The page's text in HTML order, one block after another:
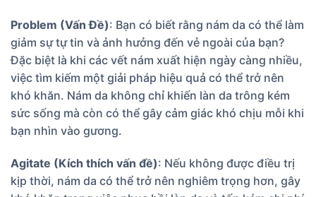
Problem (Vấn Đề): Bạn có biết rằng nám da có thể làm
giảm sự tự tin và ảnh hưởng đến vẻ ngoài của bạn?
Đặc biệt là khi các vết nám xuất hiện ngày càng nhiều,
việc tìm kiếm một giải pháp hiệu quả có thể trở nên
khó khăn. Nám da không chỉ khiến làn da trông kém
sức sống mà còn có thể gây cảm giác khó chịu mỗi khi
bạn nhìn vào gương.
Agitate (Kích thích vấn đề): Nếu không được điều trị
kịp thời, nám da có thể trở nên nghiêm trọng hơn, gây